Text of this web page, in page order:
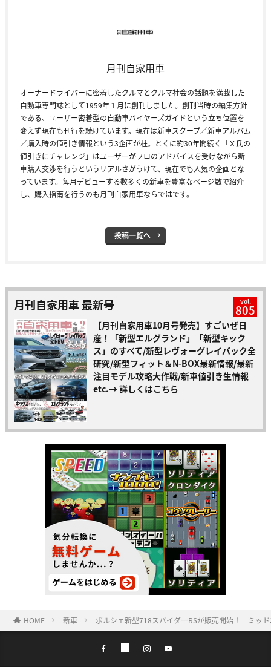
月刊自家用車
オーナードライバーに密着したクルマとクルマ社会の話題を満載した
自動車専門誌として1959年１月に創刊しました。創刊当時の編集方針
である、ユーザー密着型の自動車バイヤーズガイドという立ち位置を
変えず現在も刊行を続けています。現在は新車スクープ／新車アルバム
／購入時の値引き情報という3企画が柱。とくに約30年間続く「Ｘ氏の
値引きにチャレンジ」はユーザーがプロのアドバイスを受けながら新
車購入交渉を行うというリアルさがうけて、現在でも人気の企画とな
っています。毎月デビューする数多くの新車を豊富なページ数で紹介
し、購入指南を行うのも月刊自家用車ならではです。
投稿一覧へ
月刊自家用車 最新号 vol.
805
【月刊自家用車10月号発売】すごいぜ日
産！「新型エルグランド」「新型キック
ス」のすべて/新型レヴォーグレイバック全
研究/新型フィット＆N-BOX最新情報/最新
注目モデル攻略大作戦/新車値引き生情報
etc.→ 詳しくはこちら
HOME 新車 ポルシェ新型718スパイダーRSが販売開始！ ミッ